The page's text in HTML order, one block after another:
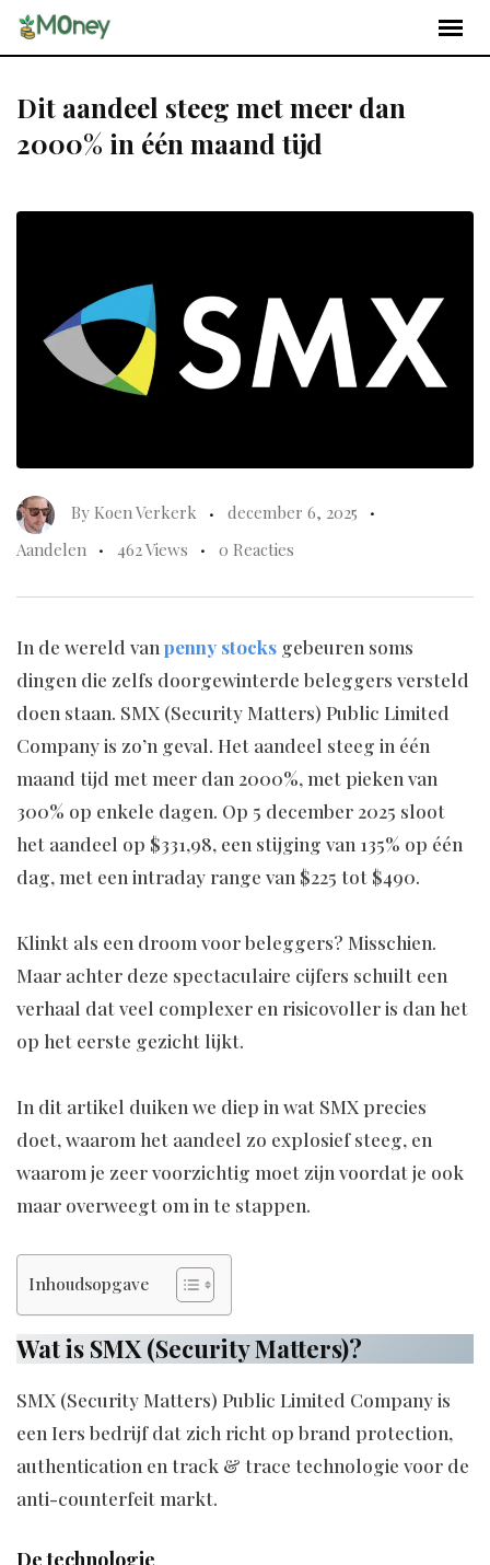
Dit aandeel steeg met meer dan
2000% in één maand tijd
By Koen Verkerk
december 6, 2025
Aandelen
462 Views 0 Reacties
In de wereld van penny stocks gebeuren soms
dingen die zelfs doorgewinterde beleggers versteld
doen staan. SMX (Security Matters) Public Limited
Company is zo’n geval. Het aandeel steeg in één
maand tijd met meer dan 2000%, met pieken van
300% op enkele dagen. Op 5 december 2025 sloot
het aandeel op $331,98, een stijging van 135% op één
dag, met een intraday range van $225 tot $490.
Klinkt als een droom voor beleggers? Misschien.
Maar achter deze spectaculaire cijfers schuilt een
verhaal dat veel complexer en risicovoller is dan het
op het eerste gezicht lijkt.
In dit artikel duiken we diep in wat SMX precies
doet, waarom het aandeel zo explosief steeg, en
waarom je zeer voorzichtig moet zijn voordat je ook
maar overweegt om in te stappen.
Inhoudsopgave
Wat is SMX (Security Matters)?
SMX (Security Matters) Public Limited Company is
een Iers bedrijf dat zich richt op brand protection,
authentication en track & trace technologie voor de
anti-counterfeit markt.
De technologie